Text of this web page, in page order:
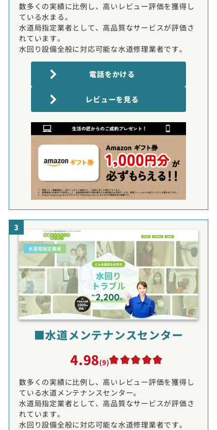
数多くの実績に比例し、高いレビュー評価を獲得し
ている水まる。
水道局指定業者として、高品質なサービスが評価さ
れています。
水回り設備全般に対応可能な水道修理業者です。
電話をかける
レビューを見る
3
■水道メンテナンスセンター
4.98(9)
数多くの実績に比例し、高いレビュー評価を獲得し
ている水道メンテナンスセンター。
水道局指定業者として、高品質なサービスが評価さ
れています。
水回り設備全般に対応可能な水道修理業者です。